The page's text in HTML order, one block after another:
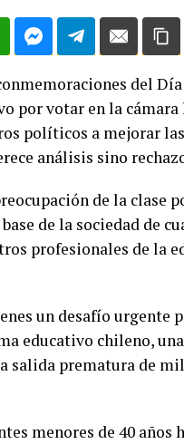
del
por votar en la
políticos a mejorar
análisis sino
de la clase
de la sociedad de
profesionales de la
un desafío urgente
educativo chileno,
salida prematura de
menores de 40 años